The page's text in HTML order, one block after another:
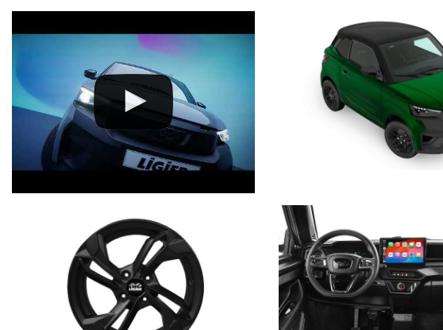
PIU' SCATTANTE >potenza massima aumentata
PIU' CONFORTEVOLE >rumorosità motoreridotta
(livello sonoro rilevato in
MENO INQUINANTE > emissioni allo scarico ridotte e rispetto della nuova
EQUIPAGGIAMENTI INCLUSI:
INTEGRAZIONE SMARTPHONE AVANZATA >
Avviare la navigazione GPS con Waze o
Telegram, effettuare una telefonata… grazie a
AndroidAutonon è
incompatibili con la guida, bloccate automaticamente): basta collegarlo via cavo